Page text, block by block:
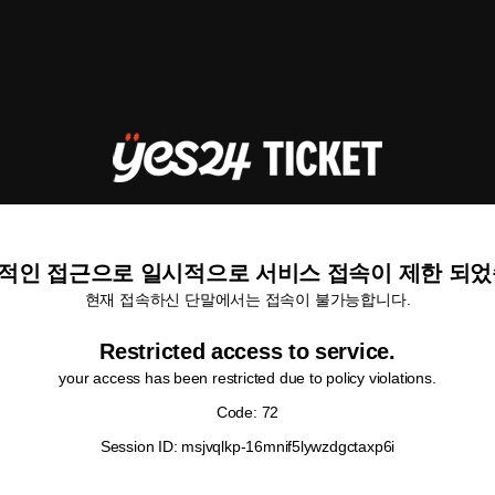
인 접근으로 일시적으로 서비스 접속이 제한 되
현재 접속하신 단말에서는 접속이 불가능합니다.
Restricted access to service.
your access has been restricted due to policy violations.
Code: 72
Session ID: msjvqlkp-16mnif5lywzdgctaxp6i